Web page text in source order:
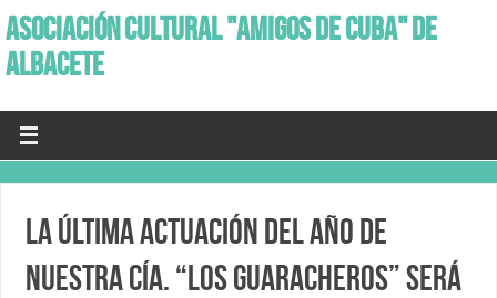
ASOCIACIÓN CULTURAL "AMIGOS DE CUBA" DE
ALBACETE
La última actuación del año de
nuestra Cía. “Los Guaracheros” será